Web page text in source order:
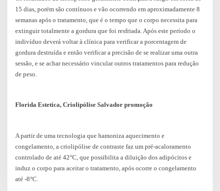
15 dias, porém são contínuos e vão ocorrendo em aproximadamente 8
semanas após o tratamento, que é o tempo que o corpo necessita para
extinguir totalmente a gordura que foi resfriada. Após este período o
indivíduo deverá voltar à clínica para verificar a porcentagem de
gordura destruída e então verificar a precisão de se realizar uma outra
sessão, e se achar necessário vincular outros tratamentos para redução
de peso.
Florida Estetica, Criolipólise Salvador promoção
A partir de uma tecnologia que hamoniza aquecimento e
congelamento, a criolipólise de contraste faz um pré-acaloramento
controlado de até 42°C, que possibilita a diluição dos adipócitos e
induz o corpo para aceitar o tratamento, após ocorre o congelamento
até -8°C.